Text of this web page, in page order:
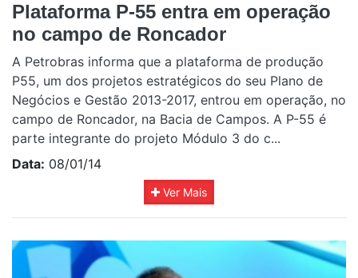
Plataforma P-55 entra em operação
no campo de Roncador
A Petrobras informa que a plataforma de produção
P55, um dos projetos estratégicos do seu Plano de
Negócios e Gestão 2013-2017, entrou em operação, no
campo de Roncador, na Bacia de Campos. A P-55 é
parte integrante do projeto Módulo 3 do c...
Data: 08/01/14
Ver Mais